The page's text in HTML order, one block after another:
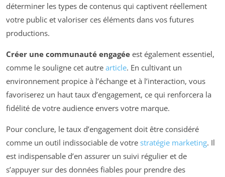
déterminer les types de contenus qui captivent réellement
votre public et valoriser ces éléments dans vos futures
productions.
Créer une communauté engagée est également essentiel,
comme le souligne cet autre article. En cultivant un
environnement propice à l’échange et à l’interaction, vous
favoriserez un haut taux d’engagement, ce qui renforcera la
fidélité de votre audience envers votre marque.
Pour conclure, le taux d’engagement doit être considéré
comme un outil indissociable de votre stratégie marketing. Il
est indispensable d’en assurer un suivi régulier et de
s’appuyer sur des données fiables pour prendre des